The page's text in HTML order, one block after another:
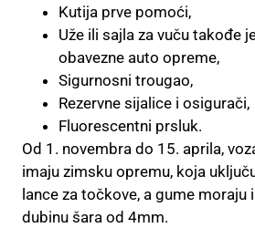
Kutija prve pomoći,
Uže ili sajla za vuču takođe
obavezne auto opreme,
Sigurnosni trougao,
Rezervne sijalice i osigurači,
Fluorescentni prsluk.
Od 1. novembra do 15. aprila,
imaju zimsku opremu, koja
lance za točkove, a gume
dubinu šara od 4mm.